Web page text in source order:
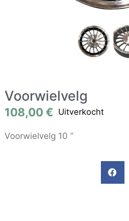
Voorwielvelg
108,00€ Uitverkocht
Voorwielvelg 10 ”